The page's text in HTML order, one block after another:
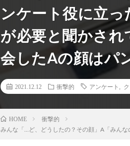
ンケート役に立
が必要と聞かさ
会したAの顔はパ
2021.12.12 衝撃的 アンケート
HOME
衝撃的
みんな「…ど、どうしたの？その顔」A「みん